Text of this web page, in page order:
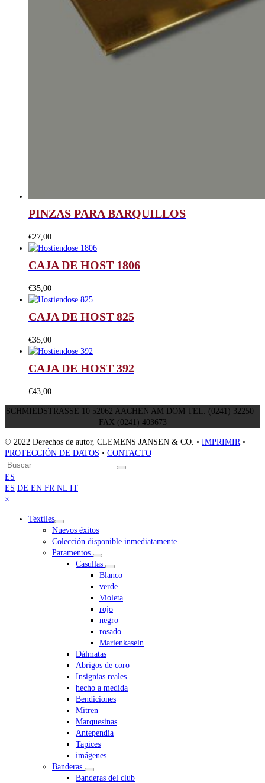
PINZAS PARA BARQUILLOS
€27,00
CAJA DE HOST 1806
€35,00
CAJA DE HOST 825
€35,00
CAJA DE HOST 392
€43,00
SCHMIEDSTRASSE 10 52062 AACHEN AM DOM TEL. (0241) 32250 ·
FAX (0241) 403673
© 2022 Derechos de autor, CLEMENS JANSEN & CO. • IMPRIMIR•
PROTECCIÓN DE DATOS • CONTACTO
Volver
arriba
Buscar
Enviar
ES
ES DE EN FR NL IT
×
menu
Textiles
Nuevos éxitos
Colección disponible inmediatamente
Paramentos
Casullas
Blanco
verde
Violeta
rojo
negro
rosado
Marienkaseln
Dálmatas
Abrigos de coro
Insignias reales
hecho a medida
Bendiciones
Mitren
Marquesinas
Antependia
Tapices
imágenes
Banderas
Banderas del club